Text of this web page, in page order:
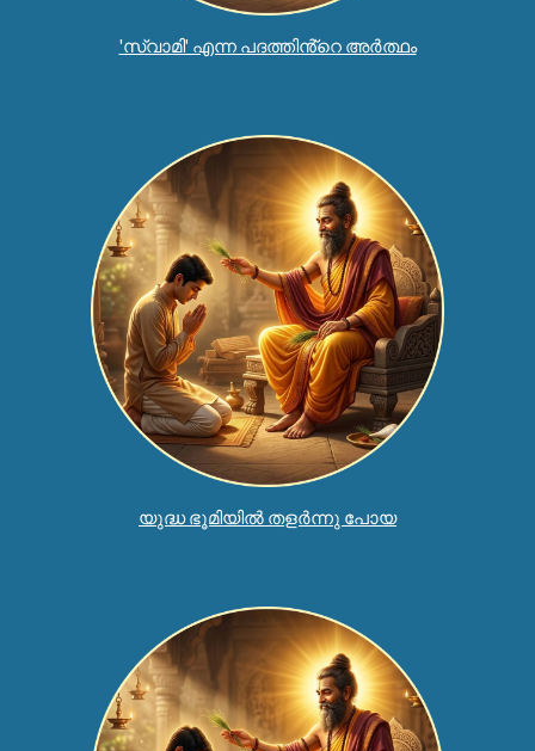
'സ്വാമി' എന്ന പദത്തിൻ്റെ അർത്ഥം
യുദ്ധ ഭൂമിയിൽ തളർന്നു പോയ